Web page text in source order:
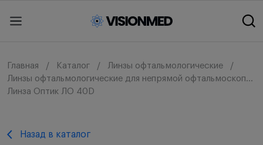
Главная Каталог
Линзы офтальмологические
Линзы офтальмологические для непрямой офтальмоскопии (bio)
Линза Оптик ЛО 40D
Назад в каталог